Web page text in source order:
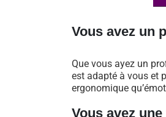
Vous avez un
Que vous ayez un
est adapté à vous et
ergonomique
Vous avez